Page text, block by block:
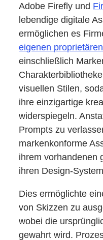
Adobe Firefly und
lebendige digitale
ermöglichen es
eigenen
einschließlich
visuellen Stilen,
ihre einzigartige
widerspiegeln.
Prompts zu
markenkonforme
ihrem vorhandenen
ihren Design-
Dies ermöglichte
von Skizzen zu
wobei die
gewahrt wird.